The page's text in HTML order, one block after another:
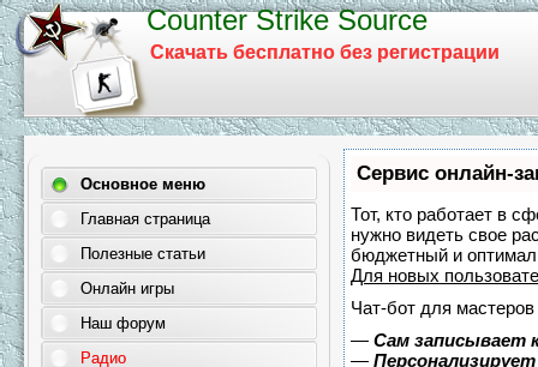
Counter Strike Source
Скачать бесплатно без регистрации
Сервис онлайн-
Тот, кто работает в
нужно видеть свое
бюджетный и
Для новых
Чат-бот для
— Сам записывает
—
Основное меню
Главная страница
Полезные статьи
Онлайн игры
Наш форум
Радио